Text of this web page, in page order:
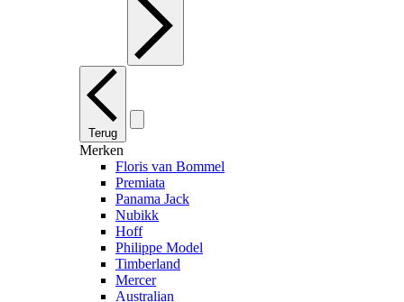
Terug
Merken
Floris van Bommel
Premiata
Panama Jack
Nubikk
Hoff
Philippe Model
Timberland
Mercer
Australian